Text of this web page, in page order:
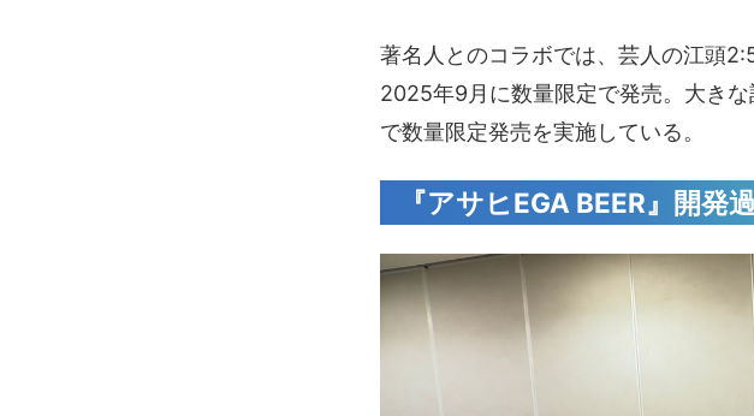
著名人とのコラボでは、芸人の江頭
2025年9月に数量限定で発売。大き
で数量限定発売を実施している。
『アサヒEGA BEER』開発